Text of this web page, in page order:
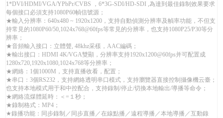
1*DVI/HDMI/VGA/YPbPr/CVBS ，6*3G-SDI/HD-SDI ,為達到最佳錄制效果要求
每個接口必須支持1080P60幀信號源；
★輸入分辨率：640x480 ~ 1920x1200，支持自動偵測分辨率及幀率功能，不但支
持常見的1080P60/50,1024x768@60fps等常見的分辨率，也支持1080P25/P30等分
辨率；
★音頻輸入接口：立體聲, 48khz采樣，AAC編碼；
★輸出接口：HDMI 4K/VGA雙顯，分辨率支持1920x1200@60fps并可配置成
1280x720,1920x1080,1024x768等分辨率；
★網絡：1個1000M，支持直播收看，配置；
★串口：3個RS232，支持網絡透明串口模式，支持瀏覽器直接控制攝像機云臺；
也支持本地模式用于和中控配合，支持錄制/停止/切換本地輸出/導播等命令；
★網絡流煤體延時：＜=１秒；
★錄制格式：MP4；
★錄播功能：同步錄制／同步直播／在線點播／遠程導播／本地導播／互動錄